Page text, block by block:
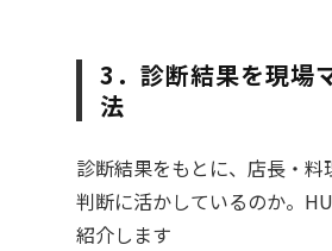
3．診断結果を現場
法
診断結果をもとに、店長・
判断に活かしているのか。
紹介します